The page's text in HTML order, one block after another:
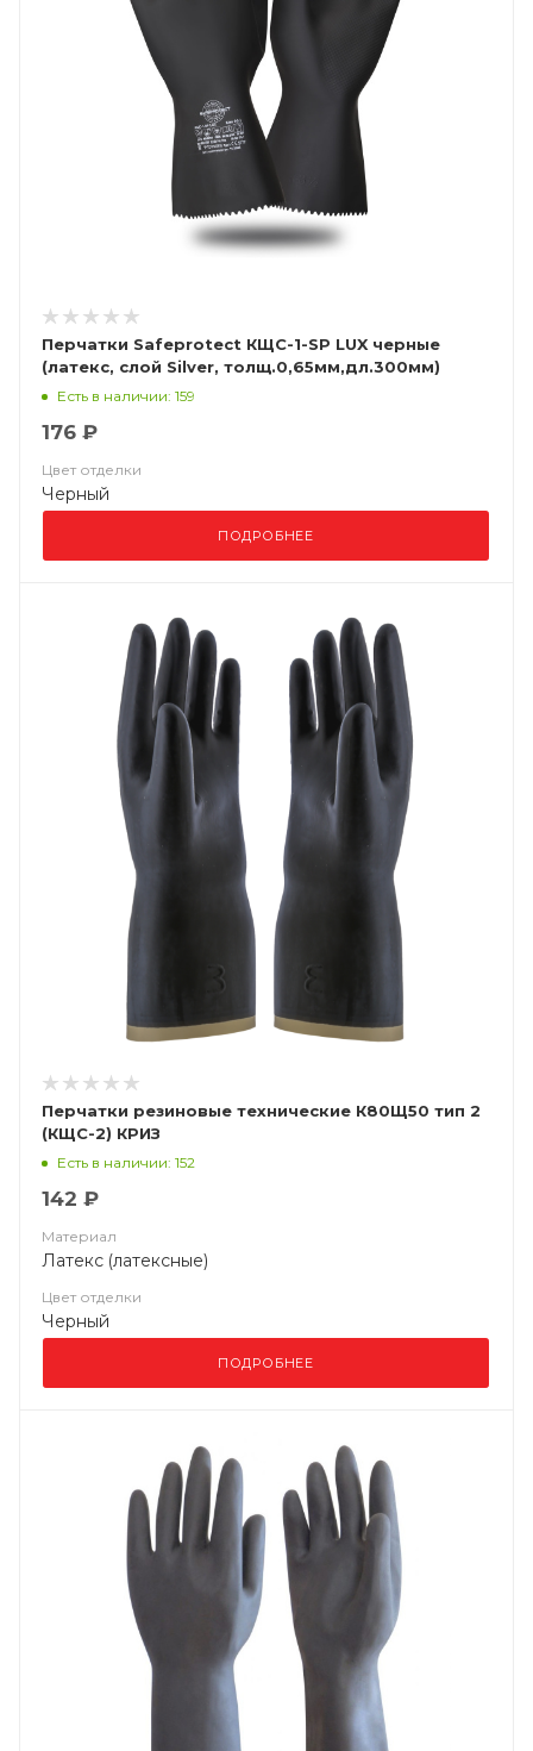
Перчатки Safeprotect КЩС-1-SP LUX черные
(латекс, слой Silver, толщ.0,65мм,дл.300мм)
(х12х144)
Есть в наличии: 159
176 ₽
Цвет отделки
Черный
ПОДРОБНЕЕ
Перчатки резиновые технические К80Щ50 тип 2
(КЩС-2) КРИЗ
Есть в наличии: 152
142 ₽
Материал
Латекс (латексные)
Цвет отделки
Черный
ПОДРОБНЕЕ